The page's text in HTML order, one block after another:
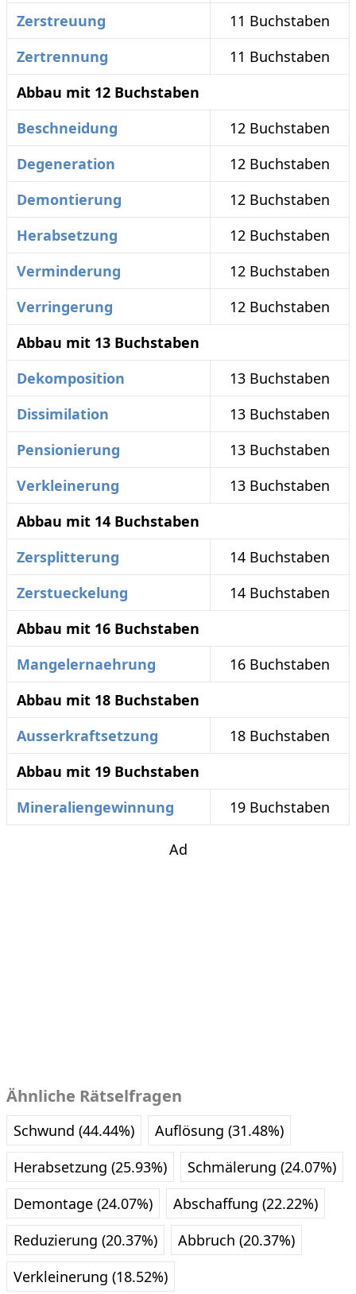
Zerstreuung
11 Buchstaben
Zertrennung
11 Buchstaben
Abbau mit 12 Buchstaben
Beschneidung
12 Buchstaben
Degeneration
12 Buchstaben
Demontierung
12 Buchstaben
Herabsetzung
12 Buchstaben
Verminderung
12 Buchstaben
Verringerung
12 Buchstaben
Abbau mit 13 Buchstaben
Dekomposition
13 Buchstaben
Dissimilation
13 Buchstaben
Pensionierung
13 Buchstaben
Verkleinerung
13 Buchstaben
Abbau mit 14 Buchstaben
Zersplitterung
14 Buchstaben
Zerstueckelung
14 Buchstaben
Abbau mit 16 Buchstaben
Mangelernaehrung
16 Buchstaben
Abbau mit 18 Buchstaben
Ausserkraftsetzung
18 Buchstaben
Abbau mit 19 Buchstaben
Mineraliengewinnung
19 Buchstaben
Ad
Ähnliche Rätselfragen
Schwund (44.44%)
Auflösung (31.48%)
Herabsetzung (25.93%)
Schmälerung (24.07%)
Demontage (24.07%)
Abschaffung (22.22%)
Reduzierung (20.37%)
Abbruch (20.37%)
Verkleinerung (18.52%)